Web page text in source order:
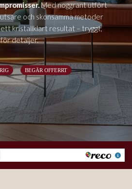
Med noggrant utfört
och skonsamma metoder
kristallklart resultat – tryggt,
detaljer.
BEGÄR OFFERRT